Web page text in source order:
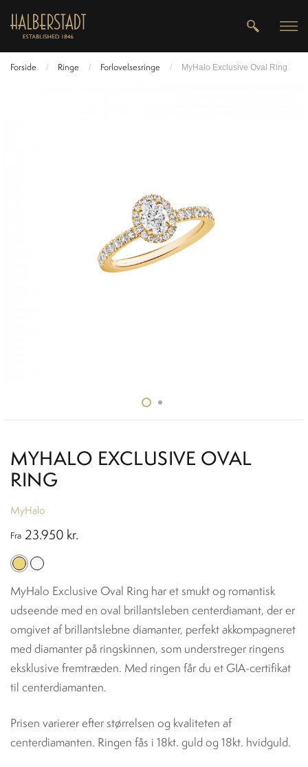
Forside / Ringe / Forlovelsesringe / MyHalo Exclusive Oval Ring
MYHALO EXCLUSIVE OVAL
RING
MyHalo
Fra 23.950 kr.
MyHalo Exclusive Oval Ring har et smukt og romantisk
udseende med en oval brillantsleben centerdiamant, der er
omgivet af brillantslebne diamanter, perfekt akkompagneret
med diamanter på ringskinnen, som understreger ringens
eksklusive fremtræden. Med ringen får du et GIA-certifikat
til centerdiamanten.
Prisen varierer efter størrelsen og kvaliteten af
centerdiamanten. Ringen fås i 18kt. guld og 18kt. hvidguld.